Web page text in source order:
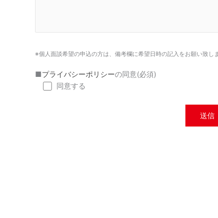
※個人面談希望の申込の方は、備考欄に希望日時の記入をお願い致し
■プライバシーポリシーの同意(必須)
同意する